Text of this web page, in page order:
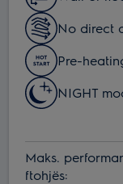
No direct
Pre-
NIGHT
Maks.
ftohjës: